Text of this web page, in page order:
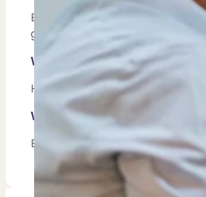
Een prachtig appartement,
groot kleed. Kleuren als taupe,
Wat is jouw favoriete plek,
Heerlijk wandelen aan het
Waar ben je trots op wat je
Elke dag nieuwe dingen leren!